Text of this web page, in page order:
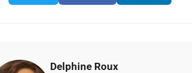
Delphine Roux